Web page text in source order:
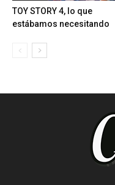
TOY STORY 4, lo que
estábamos necesitando